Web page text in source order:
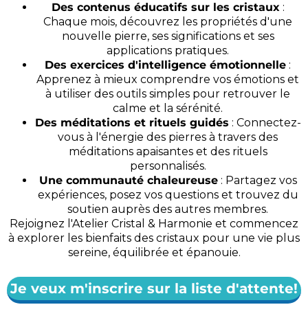
Des contenus éducatifs sur les cristaux:
Chaque mois, découvrez les propriétés d'une
nouvelle pierre, ses significations et ses
applications pratiques.
Des exercices d'intelligence émotionnelle :
Apprenez à mieux comprendre vos émotions et
à utiliser des outils simples pour retrouver le
calme et la sérénité.
Des méditations et rituels guidés : Connectez-
vous à l'énergie des pierres à travers des
méditations apaisantes et des rituels
personnalisés.
Une communauté chaleureuse: Partagez vos
expériences, posez vos questions et trouvez du
soutien auprès des autres membres.
Rejoignez l'Atelier Cristal & Harmonie et commencez
à explorer les bienfaits des cristaux pour une vie plus
sereine, équilibrée et épanouie.
Je veux m'inscrire sur la liste d'attente!